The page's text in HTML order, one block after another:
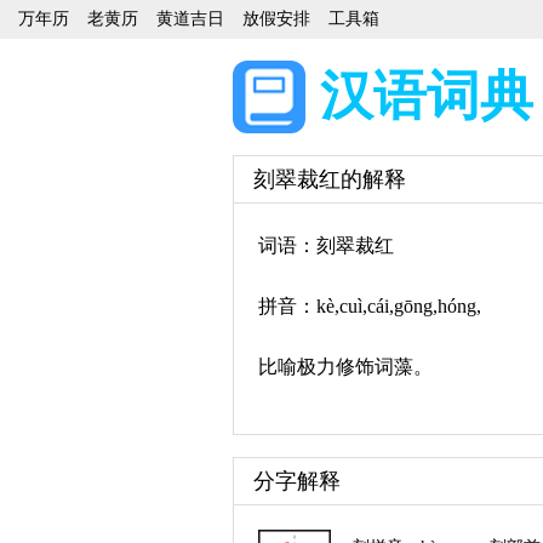
万年历 老黄历 黄道吉日 放假安排 工具箱
汉语词典
刻翠裁红的解释
词语：刻翠裁红
拼音：kè,cuì,cái,gōng,hóng,
比喻极力修饰词藻。
分字解释